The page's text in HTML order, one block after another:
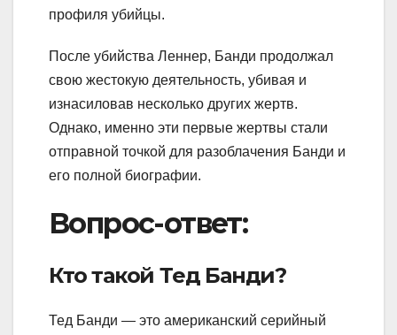
профиля убийцы.
После убийства Леннер, Банди продолжал
свою жестокую деятельность, убивая и
изнасиловав несколько других жертв.
Однако, именно эти первые жертвы стали
отправной точкой для разоблачения Банди и
его полной биографии.
Вопрос-ответ:
Кто такой Тед Банди?
Тед Банди — это американский серийный